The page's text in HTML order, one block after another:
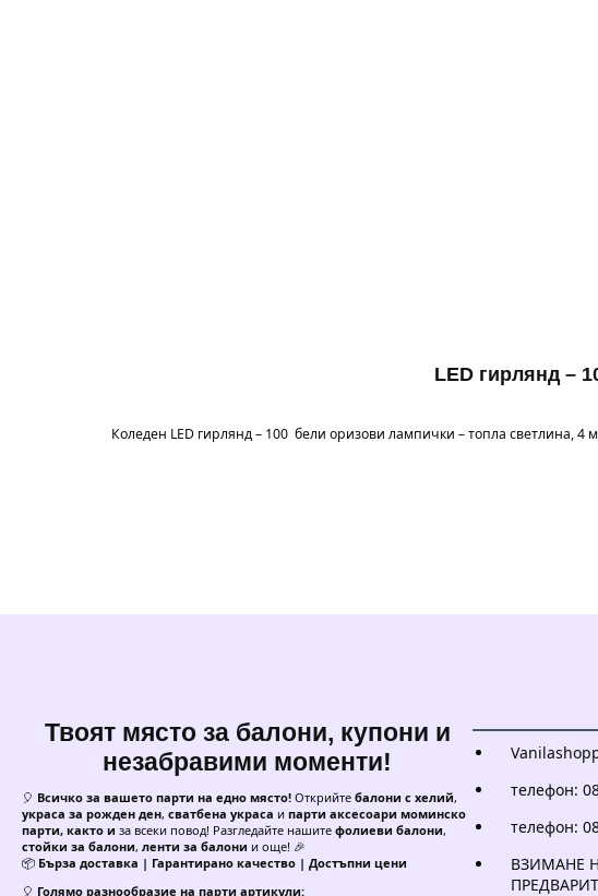
LED гирлянд –
Коледен LED гирлянд – 100 бели оризови лампички – топла светлина,
Твоят място за балони, купони и
незабравими моменти!
🎈 Всичко за вашето парти на едно място! Открийте балони с хелий,
украса за рожден ден, сватбена украса и парти аксесоари моминско
парти, както и за всеки повод! Разгледайте нашите фолиеви балони,
стойки за балони, ленти за балони и още! 🎉
📦 Бърза доставка | Гарантирано качество | Достъпни цени
🎈 Голямо разнообразие на парти артикули:
телефон:
телефон:
ВЗИМАНЕ